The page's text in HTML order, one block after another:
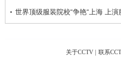
世界顶级服装院校“争艳“上海 上演
关于CCTV | 联系